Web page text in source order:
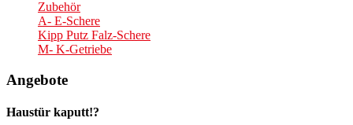
Zubehör
A- E-Schere
Kipp Putz Falz-Schere
M- K-Getriebe
Angebote
Haustür kaputt!?